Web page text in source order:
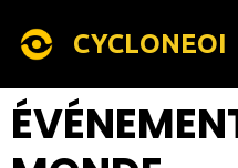
CYCLONEOI